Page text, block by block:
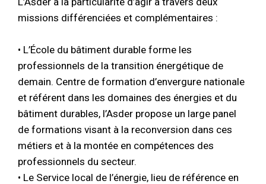
missions différenciées et complémentaires :
• L’École du bâtiment durable forme les
professionnels de la transition énergétique de
demain. Centre de formation d’envergure nationale
et référent dans les domaines des énergies et du
bâtiment durables, l’Asder propose un large panel
de formations visant à la reconversion dans ces
métiers et à la montée en compétences des
professionnels du secteur.
• Le Service local de l’énergie, lieu de référence en